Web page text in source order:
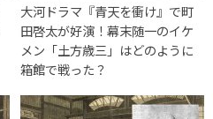
大河ドラマ『青天を衝け』で町
田啓太が好演！幕末随一のイケ
メン「土方歳三」はどのように
箱館で戦った？